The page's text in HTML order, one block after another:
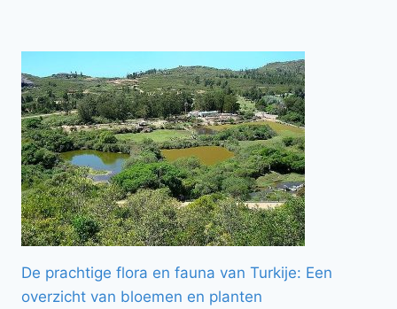
De prachtige flora en fauna van Turkije: Een
overzicht van bloemen en planten